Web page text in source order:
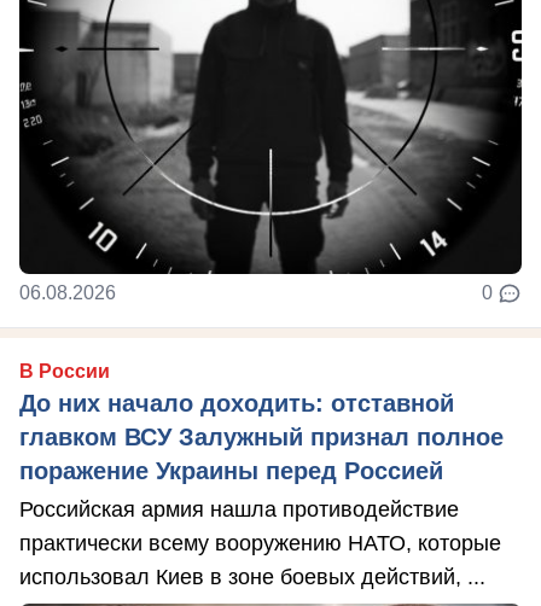
06.08.2026 0
В России
До них начало доходить: отставной
главком ВСУ Залужный признал полное
поражение Украины перед Россией
Российская армия нашла противодействие
практически всему вооружению НАТО, которые
использовал Киев в зоне боевых действий, ...